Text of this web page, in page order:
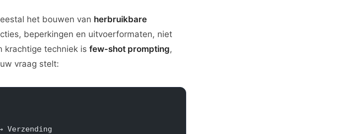
het bouwen van herbruikbare
beperkingen en uitvoerformaten, niet
krachtige techniek is few-shot prompting,
vraag stelt: